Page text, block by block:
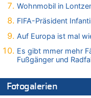
05.08.2026 - 19:11
Wie kam es zur
05.08.2026 - 19:09
05.08.2026 - 18:55
05.08.2026 - 18:35
Wasserstand des
Wohnmobil in
FIFA-Präsident
Auf Europa ist mal
Es gibt mmer mehr
Fußgänger und
Fotogalerien